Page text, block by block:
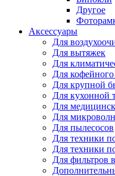
Офис
Мфу
Мфу
Мфу
Сканеры
Другое
Аксессуары
Для
Для вытяжек
Для
Для
Для крупной
Для кухонной
Для
Для
Для пылесосов
Для техники
Для техники
Для фильтров